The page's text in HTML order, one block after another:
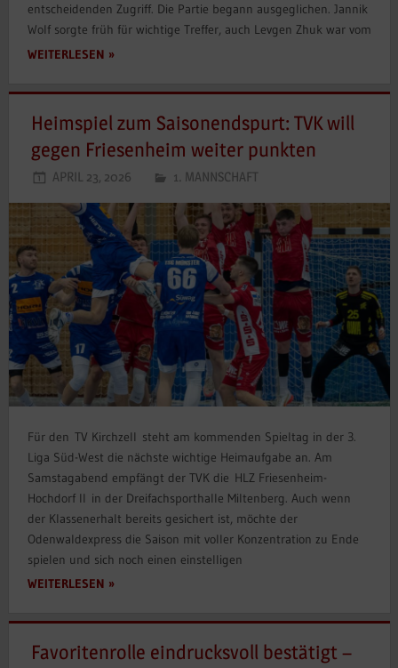
entscheidenden Zugriff. Die Partie begann ausgeglichen. Jannik
Wolf sorgte früh für wichtige Treffer, auch Levgen Zhuk war vom
WEITERLESEN
Heimspiel zum Saisonendspurt: TVK will
gegen Friesenheim weiter punkten
APRIL 23, 2026 1. MANNSCHAFT
Für den TV Kirchzell steht am kommenden Spieltag in der 3.
Liga Süd-West die nächste wichtige Heimaufgabe an. Am
Samstagabend empfängt der TVK die HLZ Friesenheim-
Hochdorf II in der Dreifachsporthalle Miltenberg. Auch wenn
der Klassenerhalt bereits gesichert ist, möchte der
Odenwaldexpress die Saison mit voller Konzentration zu Ende
spielen und sich noch einen einstelligen
WEITERLESEN
Favoritenrolle eindrucksvoll bestätigt –